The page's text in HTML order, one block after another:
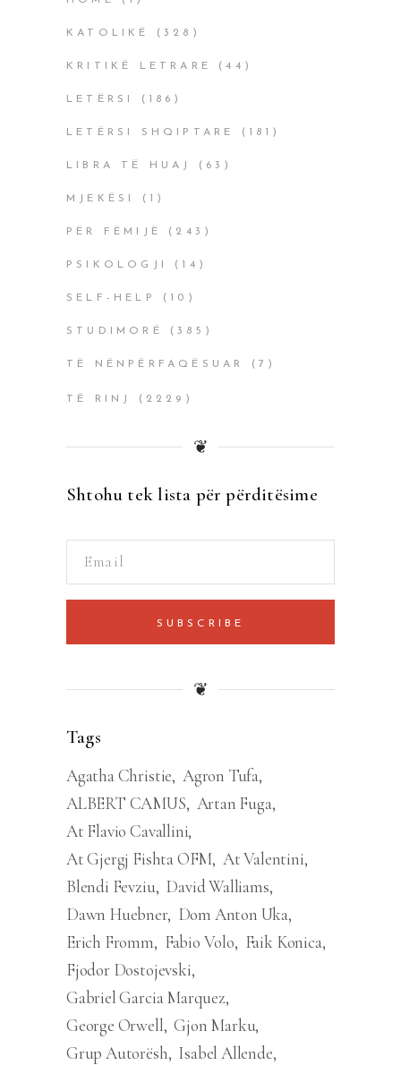
KATOLIKË (328)
KRITIKË LETRARE (44)
LETËRSI (186)
LETËRSI SHQIPTARE (181)
LIBRA TË HUAJ (63)
MJEKËSI (1)
PËR FËMIJË (243)
PSIKOLOGJI (14)
SELF-HELP (10)
STUDIMORË (385)
TË NËNPËRFAQËSUAR (7)
TË RINJ (2229)
❦
Shtohu tek lista për përditësime
SUBSCRIBE
❦
Tags
Agatha Christie Agron Tufa
ALBERT CAMUS Artan Fuga
At Flavio Cavallini
At Gjergj Fishta OFM At Valentini
Blendi Fevziu David Walliams
Dawn Huebner Dom Anton Uka
Erich Fromm
Fabio Volo
Faik Konica
Fjodor Dostojevski
Gabriel Garcia Marquez
George Orwell Gjon Marku
Grup Autorësh Isabel Allende